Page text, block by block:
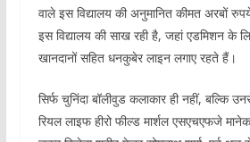
वाले इस विद्यालय की अनुमानित कीमत अरबों
इस विद्यालय की साख रही है, जहां एडमिशन के
खानदानों सहित धनकुबेर लाइन लगाए रहते हैं।
सिर्फ चुनिंदा बॉलीवुड कलाकार ही नहीं, बल्कि
रियल लाइफ हीरो फील्ड मार्शल एसएचएफजे